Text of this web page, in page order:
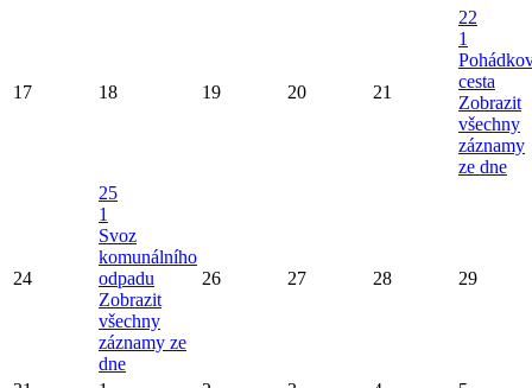
17 18 19 20 21
22
1
cesta
Zobrazit
všechny
záznamy
ze dne
24
25
1
Svoz
komunálního
odpadu
Zobrazit
všechny
záznamy ze
dne
26 27 28 29